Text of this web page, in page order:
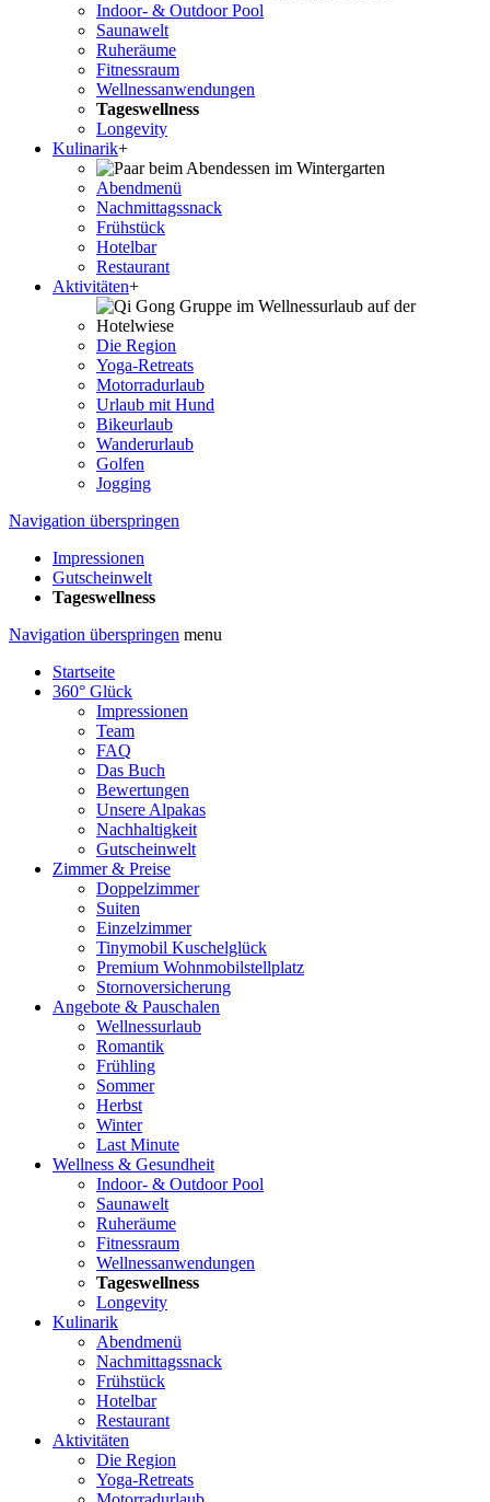
Indoor- & Outdoor Pool
Saunawelt
Ruheräume
Fitnessraum
Wellness­anwendungen
Tageswellness
Longevity
Kulinarik+
Abendmenü
Nachmittagssnack
Frühstück
Hotelbar
Restaurant
Aktivitäten+
Die Region
Yoga-Retreats
Motorradurlaub
Urlaub mit Hund
Bikeurlaub
Wanderurlaub
Golfen
Jogging
Navigation überspringen
Impressionen
Gutscheinwelt
Tageswellness
Navigation überspringen menu
Startseite
360° Glück
Impressionen
Team
FAQ
Das Buch
Bewertungen
Unsere Alpakas
Nachhaltigkeit
Gutscheinwelt
Zimmer & Preise
Doppelzimmer
Suiten
Einzelzimmer
Tinymobil Kuschelglück
Premium Wohnmobilstellplatz
Stornoversicherung
Angebote & Pauschalen
Wellnessurlaub
Romantik
Frühling
Sommer
Herbst
Winter
Last Minute
Wellness & Gesundheit
Indoor- & Outdoor Pool
Saunawelt
Ruheräume
Fitnessraum
Wellness­anwendungen
Tageswellness
Longevity
Kulinarik
Abendmenü
Nachmittagssnack
Frühstück
Hotelbar
Restaurant
Aktivitäten
Die Region
Yoga-Retreats